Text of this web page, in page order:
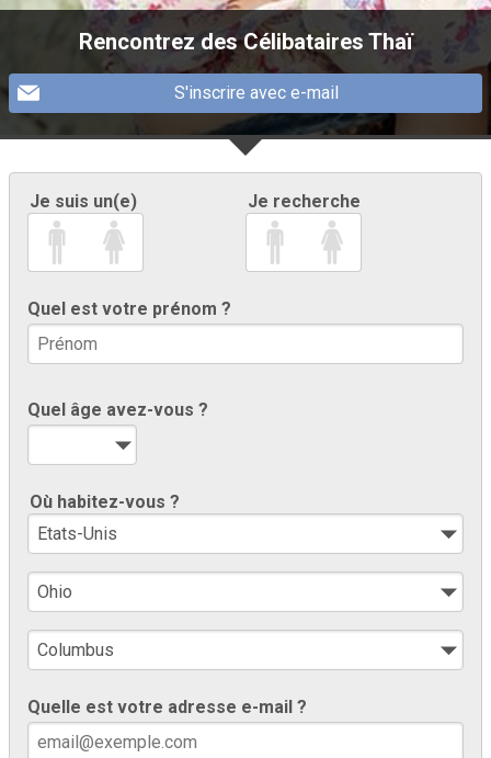
Rencontrez des Célibataires Thaï
S'inscrire avec e-mail
Je suis un(e) Je recherche
Quel est votre prénom ?
Quel âge avez-vous ?
Où habitez-vous ?
Quelle est votre adresse e-mail ?